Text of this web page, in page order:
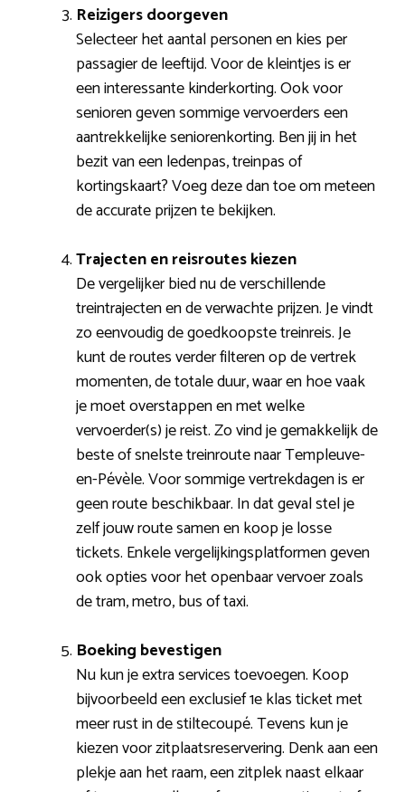
Reizigers doorgeven
Selecteer het aantal personen en kies per
passagier de leeftijd. Voor de kleintjes is er
een interessante kinderkorting. Ook voor
senioren geven sommige vervoerders een
aantrekkelijke seniorenkorting. Ben jij in het
bezit van een ledenpas, treinpas of
kortingskaart? Voeg deze dan toe om meteen
de accurate prijzen te bekijken.
Trajecten en reisroutes kiezen
De vergelijker bied nu de verschillende
treintrajecten en de verwachte prijzen. Je vindt
zo eenvoudig de goedkoopste treinreis. Je
kunt de routes verder filteren op de vertrek
momenten, de totale duur, waar en hoe vaak
je moet overstappen en met welke
vervoerder(s) je reist. Zo vind je gemakkelijk de
beste of snelste treinroute naar Templeuve-
en-Pévèle. Voor sommige vertrekdagen is er
geen route beschikbaar. In dat geval stel je
zelf jouw route samen en koop je losse
tickets. Enkele vergelijkingsplatformen geven
ook opties voor het openbaar vervoer zoals
de tram, metro, bus of taxi.
Boeking bevestigen
Nu kun je extra services toevoegen. Koop
bijvoorbeeld een exclusief 1e klas ticket met
meer rust in de stiltecoupé. Tevens kun je
kiezen voor zitplaatsreservering. Denk aan een
plekje aan het raam, een zitplek naast elkaar